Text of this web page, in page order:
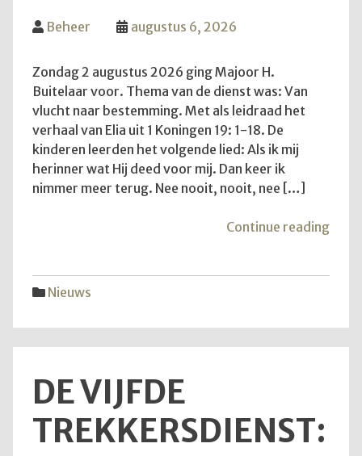
Beheer augustus 6, 2026
Zondag 2 augustus 2026 ging Majoor H.
Buitelaar voor. Thema van de dienst was: Van
vlucht naar bestemming. Met als leidraad het
verhaal van Elia uit 1 Koningen 19: 1-18. De
kinderen leerden het volgende lied: Als ik mij
herinner wat Hij deed voor mij. Dan keer ik
nimmer meer terug. Nee nooit, nooit, nee […]
Continue reading"Van
Nieuws
DE VIJFDE
TREKKERSDIENST: